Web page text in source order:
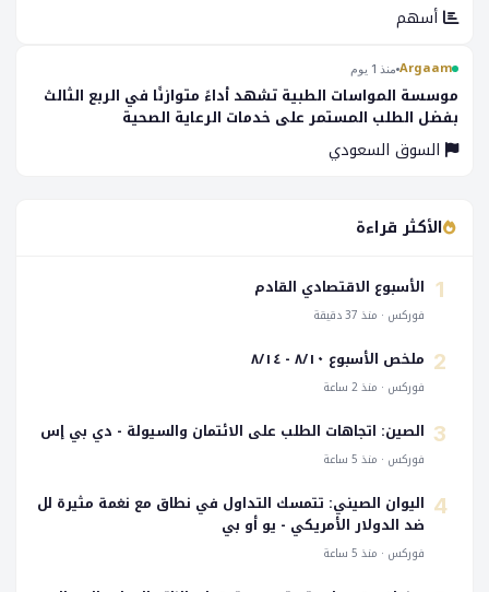
أسهم
Argaam منذ 1 يوم
موسسة المواسات الطبية تشهد أداءً متوازنًا في الربع الثالث
بفضل الطلب المستمر على خدمات الرعاية الصحية
السوق السعودي
الأكثر قراءة
1 الأسبوع الاقتصادي القادم
فوركس · منذ 37 دقيقة
2 ملخص الأسبوع ٨/١٠ - ٨/١٤
فوركس · منذ 2 ساعة
3 الصين: اتجاهات الطلب على الائتمان والسيولة - دي بي إس
فوركس · منذ 5 ساعة
4 اليوان الصيني: تتمسك التداول في نطاق مع نغمة مثيرة لل
ضد الدولار الأمريكي - يو أو بي
فوركس · منذ 5 ساعة